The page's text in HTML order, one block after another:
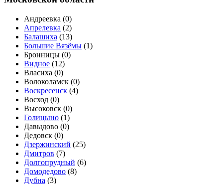
Андреевка (0)
Апрелевка (2)
Балашиха (13)
Большие Вязёмы (1)
Бронницы (0)
Видное (12)
Власиха (0)
Волоколамск (0)
Воскресенск (4)
Восход (0)
Высоковск (0)
Голицыно (1)
Давыдово (0)
Дедовск (0)
Дзержинский (25)
Дмитров (7)
Долгопрудный (6)
Домодедово (8)
Дубна (3)